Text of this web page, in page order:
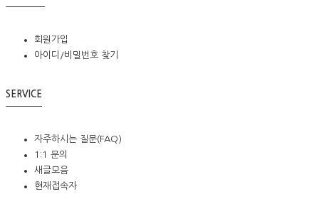
회원가입
아이디/비밀번호 찾기
SERVICE
자주하시는 질문(FAQ)
1:1 문의
새글모음
현재접속자